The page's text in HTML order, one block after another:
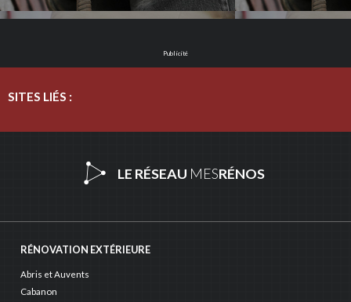
Publicité
SITES LIÉS :
LE RÉSEAU MESRÉNOS
RÉNOVATION EXTÉRIEURE
Abris et Auvents
Cabanon